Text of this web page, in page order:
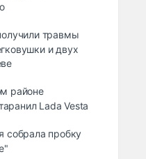
травмы
и двух
районе
Lada Vesta
собрала пробку